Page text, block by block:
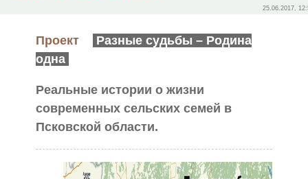
25.06.2017,
Проект
Разные судьбы – Родина
одна
Реальные истории о жизни
современных сельских семей в
Псковской области.